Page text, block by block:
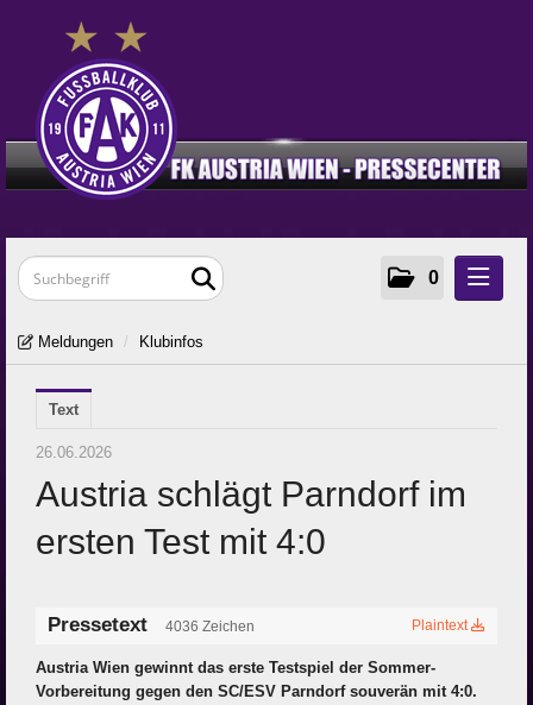
0
Meldungen
Frauen
Young Violets
Media
Zur Klub-Seite
Meldungen / Klubinfos
Text
26.06.2026
Austria schlägt Parndorf im
ersten Test mit 4:0
Pressetext 4036 Zeichen Plaintext
Austria Wien gewinnt das erste Testspiel der Sommer-
Vorbereitung gegen den SC/ESV Parndorf souverän mit 4:0.